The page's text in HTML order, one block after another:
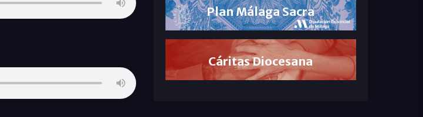
Plan Málaga Sacra
Cáritas Diocesana